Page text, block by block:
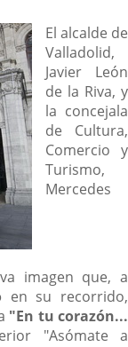
El alcalde de
Valladolid,
Javier León
de la Riva, y
la concejala
de Cultura,
Comercio y
Turismo,
Mercedes
imagen que, a
en su recorrido,
"En tu corazón...
"Asómate a